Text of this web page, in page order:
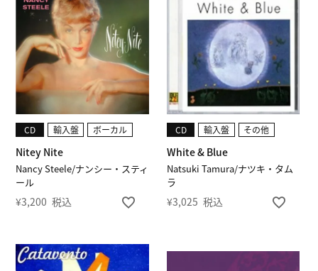
Nancy Steele/ナンシー・スティ
ール
Nitey Nite
CD 輸入盤 ボーカル
¥3,200 税込
Natsuki Tamura/ナツキ・タム
ラ
White & Blue
CD 輸入盤 その他
¥3,025 税込